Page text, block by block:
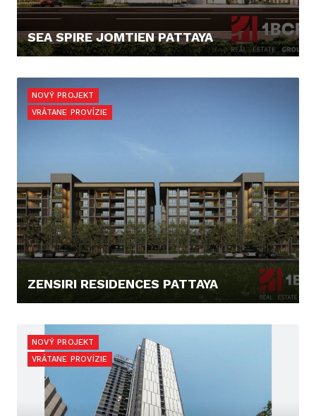
SEA SPIRE JOMTIEN PATTAYA
NOVÝ PROJEKT
VRÁTANE PROVÍZIE
ZENSIRI RESIDENCES PATTAYA
NOVÝ PROJEKT
VRÁTANE PROVÍZIE